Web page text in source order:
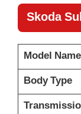
Skoda
Model Name
Body Type